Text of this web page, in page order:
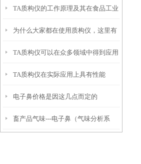
科技仪器
TA质构仪的工作原理及其在食品工业
中的应用
为什么大家都在使用质构仪，这里有
你想要的答案
TA质构仪可以在众多领域中得到应用
TA质构仪在实际应用上具有性能
电子鼻价格是因这几点而定的
畜产品气味---电子鼻（气味分析系